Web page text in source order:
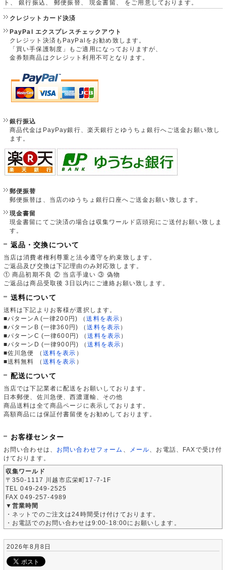
ト、 銀行振込、 郵便振替、 現金書留、 をご用意しております。
クレジットカード決済
PayPal エクスプレスチェックアウト
クレジット決済もPayPalをお勧め致します。
「買い手保護制度」もご適用になっておりますが、
金券類商品はクレジット利用不可となります。
銀行振込
商品代金はPayPay銀行、楽天銀行とゆうちょ銀行へご送金お願い致し
ます。
郵便振替
郵便振替は、当店のゆうちょ銀行口座へご送金お願い致します。
現金書留
現金書留にてご決済の場合は収集ワールド店頭宛にご送付お願い致しま
す。
返品・交換について
当店は消費者権利尊重と法令遵守を約束致します。
ご返品及び交換は下記理由のみ対応致します。
① 商品初期不良 ② 当店手違い ③ 偽物
ご返品は商品受取後 3日以内にご連絡お願い致します。
送料について
送料は下記よりお客様が選択します。
■パターンA (一律200円)
（送料を表示 ）
■パターンB (一律360円)
（送料を表示 ）
■パターンC (一律600円)
（送料を表示 ）
■パターンD (一律900円)
（送料を表示 ）
■佐川急便
（ 送料を表示 ）
■送料無料
（ 送料を表示 ）
配送について
当店では下記業者に配送をお願いしております。
日本郵便、佐川急便、西濃運輸、その他
商品送料は全て商品ページに表示しております。
高額商品には保証付書留便をお勧めしております。
お客様センター
お問い合わせは、 お問い合わせフォーム メール 、お電話、FAXで受け付
けております。
収集ワールド
〒350-1117 川越市広栄町17-7-1F
TEL 049-249-2525
FAX 049-257-4989
▼営業時間
・ネットでのご注文は24時間受け付けております。
・お電話でのお問い合わせは9:00-18:00にお願いします。
2026年8月8日